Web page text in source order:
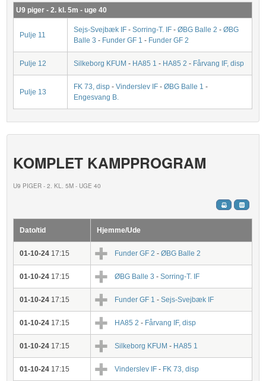
U9 piger - 2. kl. 5m - uge 40
Pulje 11
Sejs-Svejbæk IF-Sorring-T. IF -ØBG Balle 2 -ØBG
Balle 3 - Funder GF 1 - Funder GF 2
Pulje 12 Silkeborg KFUM - HA85 1 - HA85 2 - Fårvang IF, disp
Pulje 13
FK 73, disp -Vinderslev IF -ØBG Balle 1 -
Engesvang B.
KOMPLET KAMPPROGRAM
U9 PIGER - 2. KL. 5M - UGE 40
Dato/tid Hjemme/Ude
01-10-24 17:15 Funder GF 2 -ØBG Balle 2
01-10-24 17:15 ØBG Balle 3 -Sorring-T. IF
01-10-24 17:15 Funder GF 1 -Sejs-Svejbæk IF
01-10-24 17:15 HA85 2 - Fårvang IF, disp
01-10-24 17:15 Silkeborg KFUM - HA85 1
01-10-24 17:15 Vinderslev IF - FK 73, disp